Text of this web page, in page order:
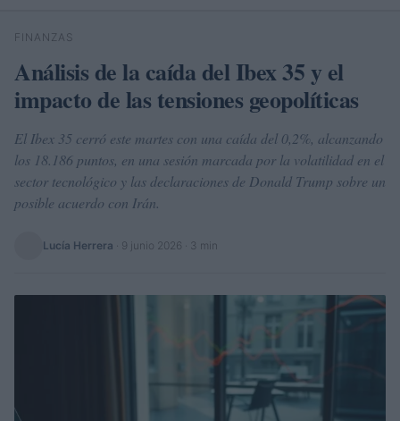
Buscar
FINANZAS
Análisis de la caída del Ibex 35 y el
impacto de las tensiones geopolíticas
El Ibex 35 cerró este martes con una caída del 0,2%, alcanzando
los 18.186 puntos, en una sesión marcada por la volatilidad en el
sector tecnológico y las declaraciones de Donald Trump sobre un
posible acuerdo con Irán.
Lucía Herrera 9 junio 2026 · 3 min